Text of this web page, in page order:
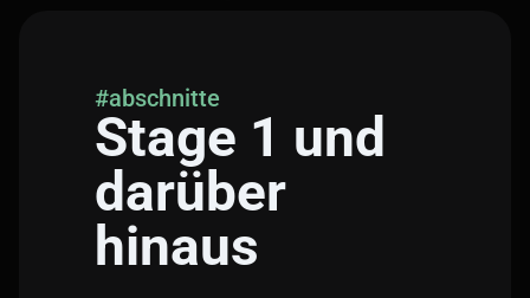
#abschnitte
Stage 1 und
darüber
hinaus